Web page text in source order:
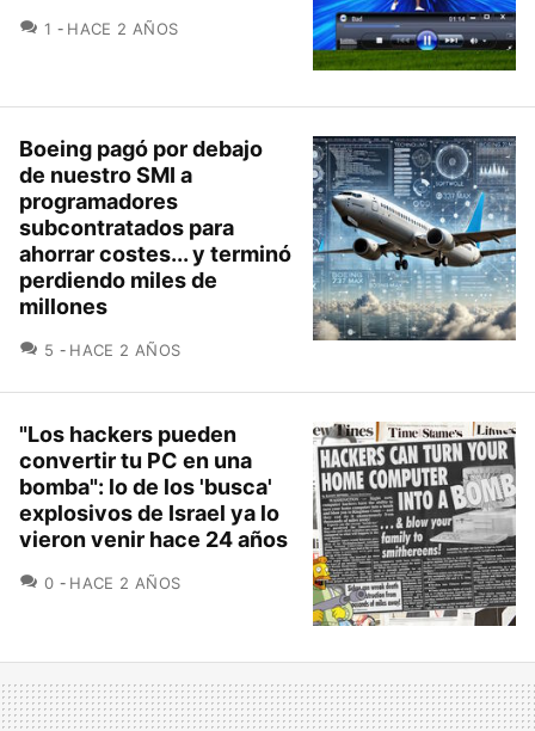
1 COMENTARIOS
HACE 2 AÑOS
Boeing pagó por debajo
de nuestro SMI a
programadores
subcontratados para
ahorrar costes... y terminó
perdiendo miles de
millones
5 COMENTARIOS
HACE 2 AÑOS
"Los hackers pueden
convertir tu PC en una
bomba": lo de los 'busca'
explosivos de Israel ya lo
vieron venir hace 24 años
0 COMENTARIOS
HACE 2 AÑOS